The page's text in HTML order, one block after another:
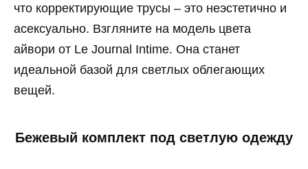
что корректирующие трусы – это неэстетично и
асексуально. Взгляните на модель цвета
айвори от Le Journal Intime. Она станет
идеальной базой для светлых облегающих
вещей.
Бежевый комплект под светлую одежду